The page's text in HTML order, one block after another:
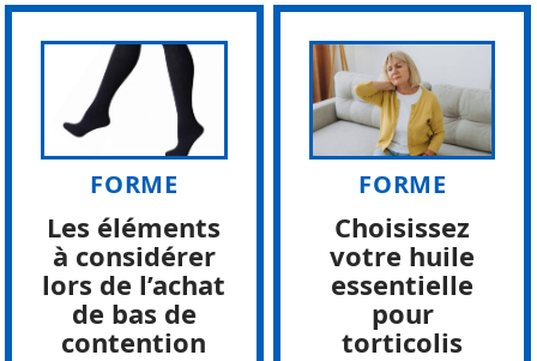
FORME
Les éléments
à considérer
lors de l’achat
de bas de
contention
FORME
Choisissez
votre huile
essentielle
pour
torticolis